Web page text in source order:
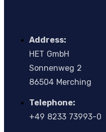
Address:
HET GmbH
Sonnenweg 2
86504 Merching
Telephone:
+49 8233 73993-0